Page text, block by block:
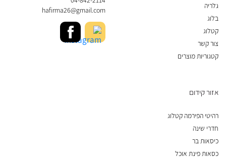
גלריה
בלוג
קטלוג
צור קשר
קטגוריות מוצרים
אזור קידום
רהיטי הפירמה קטלוג
חדרי שינה
כיסאות בר
כסאות פינת אוכל
hafirma26@gmail.com